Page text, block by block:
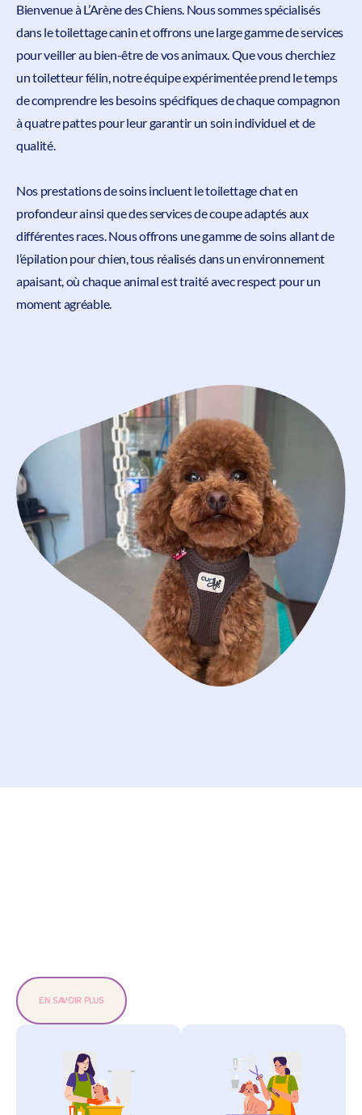
Bienvenue àL’Arène des Chiens. Nous sommes spécialisés
dans letoilettagecanin et offrons une large gamme de services
pour veiller au bien-être de vos animaux. Que vous cherchiez
un toiletteur félin, notre équipe expérimentée prend le temps
de comprendre les besoins spécifiques de chaque compagnon
à quatre pattes pour leur garantir un soin individuel et de
qualité.
Nos prestations de soins incluent le toilettage chat en
profondeur ainsi que des services de coupe adaptés aux
différentes races. Nous offrons une gamme de soins allant de
l’épilation pour chien, tous réalisés dans un environnement
apaisant, où chaque animal est traité avec respect pour un
moment agréable.
EN SAVOIR PLUS